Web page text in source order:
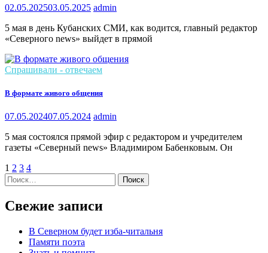
02.05.202503.05.2025 admin
5 мая в день Кубанских СМИ, как водится, главный редактор
«Северного news» выйдет в прямой
Спрашивали - отвечаем
В формате живого общения
07.05.202407.05.2024 admin
5 мая состоялся прямой эфир с редактором и учредителем
газеты «Северный news» Владимиром Бабенковым. Он
1 2 3 4
Найти:
Свежие записи
В Северном будет изба-читальня
Памяти поэта